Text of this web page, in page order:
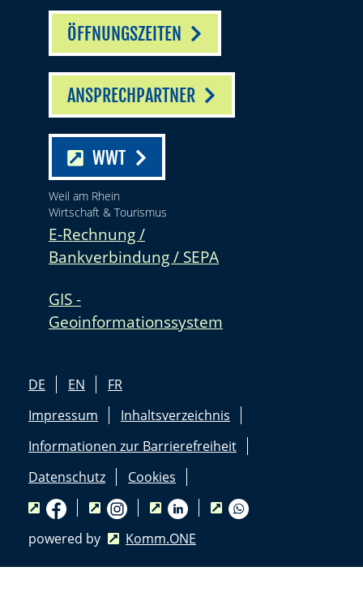
ÖFFNUNGSZEITEN
ANSPRECHPARTNER
WWT
Weil am Rhein
Wirtschaft & Tourismus
E-Rechnung /
Bankverbindung / SEPA
GIS -
Geoinformationssystem
DE EN
FR
Impressum
Inhaltsverzeichnis
Informationen zur Barrierefreiheit
Datenschutz
Cookies
powered by Komm.ONE